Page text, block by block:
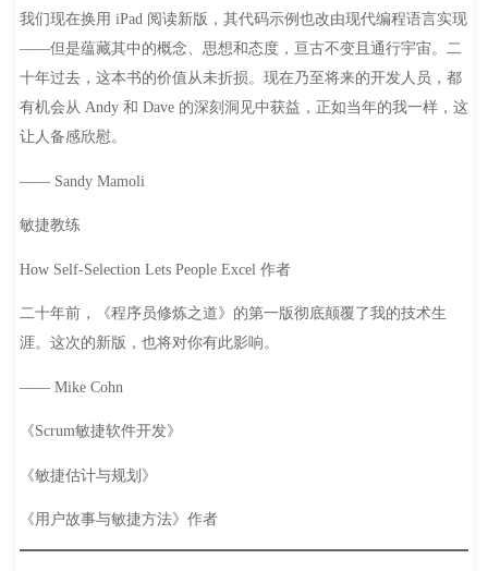
我们现在换用 iPad 阅读新版，其代码示例也改由现代编程语言实现
——但是蕴藏其中的概念、思想和态度，亘古不变且通行宇宙。二
十年过去，这本书的价值从未折损。现在乃至将来的开发人员，都
有机会从 Andy 和 Dave 的深刻洞见中获益，正如当年的我一样，这
让人备感欣慰。
—— Sandy Mamoli
敏捷教练
How Self-Selection Lets People Excel 作者
二十年前，《程序员修炼之道》的第一版彻底颠覆了我的技术生
涯。这次的新版，也将对你有此影响。
—— Mike Cohn
《Scrum敏捷软件开发》
《敏捷估计与规划》
《用户故事与敏捷方法》作者